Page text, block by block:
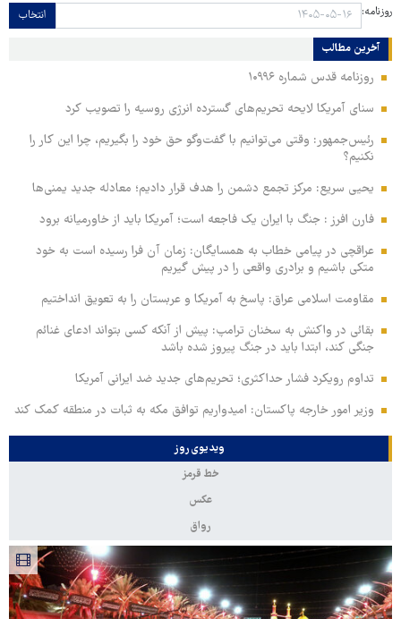
روزنامه: انتخاب
آخرین مطالب
روزنامه قدس شماره ۱۰۹۹۶
سنای آمریکا لایحه تحریم‌های گسترده انرژی روسیه را تصویب کرد
رئیس‌جمهور: وقتی می‌توانیم با گفت‌وگو حق خود را بگیریم، چرا این کار را
نکنیم؟
یحیی سریع: مرکز تجمع دشمن را هدف قرار دادیم؛ معادله جدید یمنی‌ها
فارن افرز : جنگ با ایران یک فاجعه است؛ آمریکا باید از خاورمیانه برود
عراقچی در پیامی خطاب به همسایگان: زمان آن فرا رسیده است به خود
متکی باشیم و برادری واقعی را در پیش گیریم
مقاومت اسلامی عراق: پاسخ به آمریکا و عربستان را به تعویق انداختیم
بقائی در واکنش به سخنان ترامپ: پیش از آنکه کسی بتواند ادعای غنائم
جنگی کند، ابتدا باید در جنگ پیروز شده باشد
تداوم رویکرد فشار حداکثری؛ تحریم‌های جدید ضد ایرانی آمریکا
وزیر امور خارجه پاکستان: امیدواریم توافق مکه به ثبات در منطقه کمک کند
ویدیوی روز
خط قرمز
عکس
رواق